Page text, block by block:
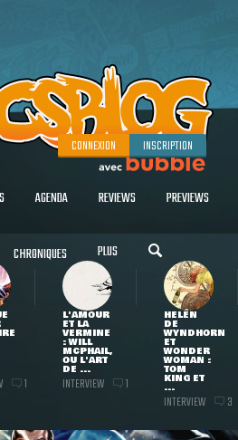
CONNEXION INSCRIPTION
AGENDA REVIEWS PREVIEWS
CHRONIQUES PLUS
1
L'AMOUR
ET LA
VERMINE
: WILL
MCPHAIL,
OU L'ART
DE ...
INTERVIEW 1
HELEN
DE
WYNDHORN
ET
WONDER
WOMAN :
TOM
KING ET
...
INTERVIEW 3